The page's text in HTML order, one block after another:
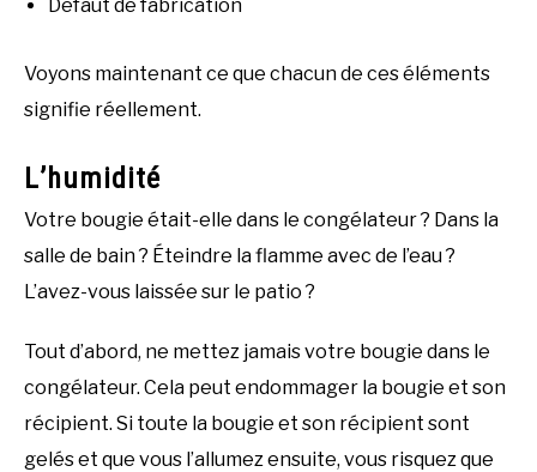
Défaut de fabrication
Voyons maintenant ce que chacun de ces éléments
signifie réellement.
L’humidité
Votre bougie était-elle dans le congélateur ? Dans la
salle de bain ? Éteindre la flamme avec de l’eau ?
L’avez-vous laissée sur le patio ?
Tout d’abord, ne mettez jamais votre bougie dans le
congélateur. Cela peut endommager la bougie et son
récipient. Si toute la bougie et son récipient sont
gelés et que vous l’allumez ensuite, vous risquez que